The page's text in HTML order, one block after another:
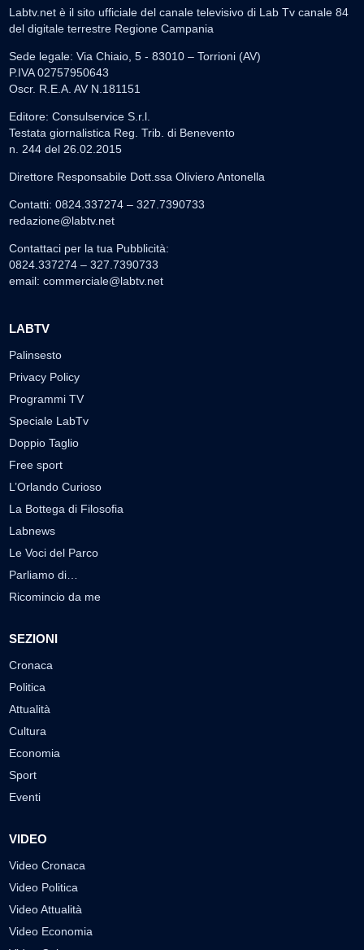
Labtv.net è il sito ufficiale del canale televisivo di Lab Tv canale 84
del digitale terrestre Regione Campania
Sede legale: Via Chiaio, 5 - 83010 – Torrioni (AV)
P.IVA 02757950643
Oscr. R.E.A. AV N.181151
Editore: Consulservice S.r.l.
Testata giornalistica Reg. Trib. di Benevento
n. 244 del 26.02.2015
Direttore Responsabile Dott.ssa Oliviero Antonella
Contatti: 0824.337274 – 327.7390733
redazione@labtv.net
Contattaci per la tua Pubblicità:
0824.337274 – 327.7390733
email: commerciale@labtv.net
LABTV
Palinsesto
Privacy Policy
Programmi TV
Speciale LabTv
Doppio Taglio
Free sport
L’Orlando Curioso
La Bottega di Filosofia
Labnews
Le Voci del Parco
Parliamo di…
Ricomincio da me
SEZIONI
Cronaca
Politica
Attualità
Cultura
Economia
Sport
Eventi
VIDEO
Video Cronaca
Video Politica
Video Attualità
Video Economia